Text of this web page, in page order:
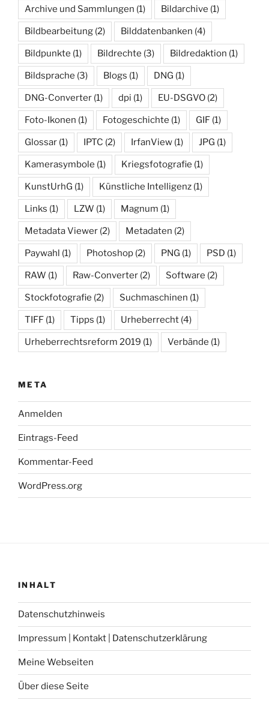
Archive und Sammlungen (1) Bildarchive (1)
Bildbearbeitung (2) Bilddatenbanken (4)
Bildpunkte (1) Bildrechte (3) Bildredaktion (1)
Bildsprache (3) Blogs (1) DNG (1)
DNG-Converter (1) dpi (1) EU-DSGVO (2)
Foto-Ikonen (1) Fotogeschichte (1) GIF (1)
Glossar (1) IPTC (2) IrfanView (1) JPG (1)
Kamerasymbole (1) Kriegsfotografie (1)
KunstUrhG (1) Künstliche Intelligenz (1)
Links (1) LZW (1) Magnum (1)
Metadata Viewer (2) Metadaten (2)
Paywahl (1) Photoshop (2) PNG (1) PSD (1)
RAW (1) Raw-Converter (2) Software (2)
Stockfotografie (2) Suchmaschinen (1)
TIFF (1) Tipps (1) Urheberrecht (4)
Urheberrechtsreform 2019 (1) Verbände (1)
META
Anmelden
Eintrags-Feed
Kommentar-Feed
WordPress.org
INHALT
Datenschutzhinweis
Impressum | Kontakt | Datenschutzerklärung
Meine Webseiten
Über diese Seite